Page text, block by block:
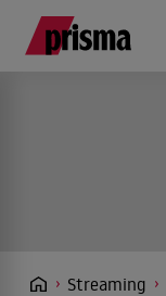
Streaming